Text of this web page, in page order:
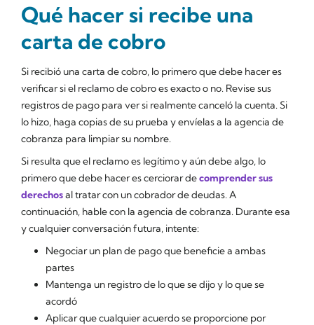
Qué hacer si recibe una
carta de cobro
Si recibió una carta de cobro, lo primero que debe hacer es
verificar si el reclamo de cobro es exacto o no. Revise sus
registros de pago para ver si realmente canceló la cuenta. Si
lo hizo, haga copias de su prueba y envíelas a la agencia de
cobranza para limpiar su nombre.
Si resulta que el reclamo es legítimo y aún debe algo, lo
primero que debe hacer es cerciorar decomprender sus
derechosal tratar con un cobrador de deudas. A
continuación, hable con la agencia de cobranza. Durante esa
y cualquier conversación futura, intente:
Negociar un plan de pago que beneficie a ambas
partes
Mantenga un registro de lo que se dijo y lo que se
acordó
Aplicar que cualquier acuerdo se proporcione por